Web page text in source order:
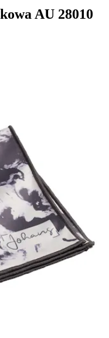
AU 28010